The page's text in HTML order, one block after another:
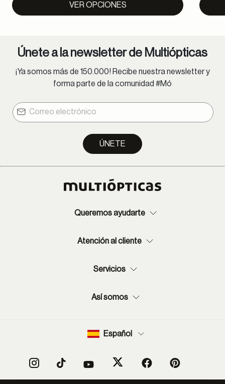
VER OPCIONES
Únete a la newsletter de Multiópticas
¡Ya somos más de 150.000! Recibe nuestra newsletter y
forma parte de la comunidad #Mó
ÚNETE
Queremos ayudarte
Atención al cliente
Servicios
Así somos
Español